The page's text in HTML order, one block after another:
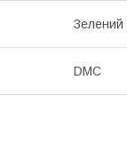
Зелений
DMC